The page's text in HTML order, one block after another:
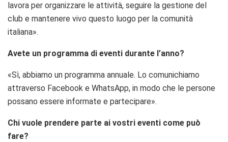
lavora per organizzare le attività, seguire la gestione del
club e mantenere vivo questo luogo per la comunità
italiana».
Avete un programma di eventi durante l’anno?
«Sì, abbiamo un programma annuale. Lo comunichiamo
attraverso Facebook e WhatsApp, in modo che le persone
possano essere informate e partecipare».
Chi vuole prendere parte ai vostri eventi come può
fare?